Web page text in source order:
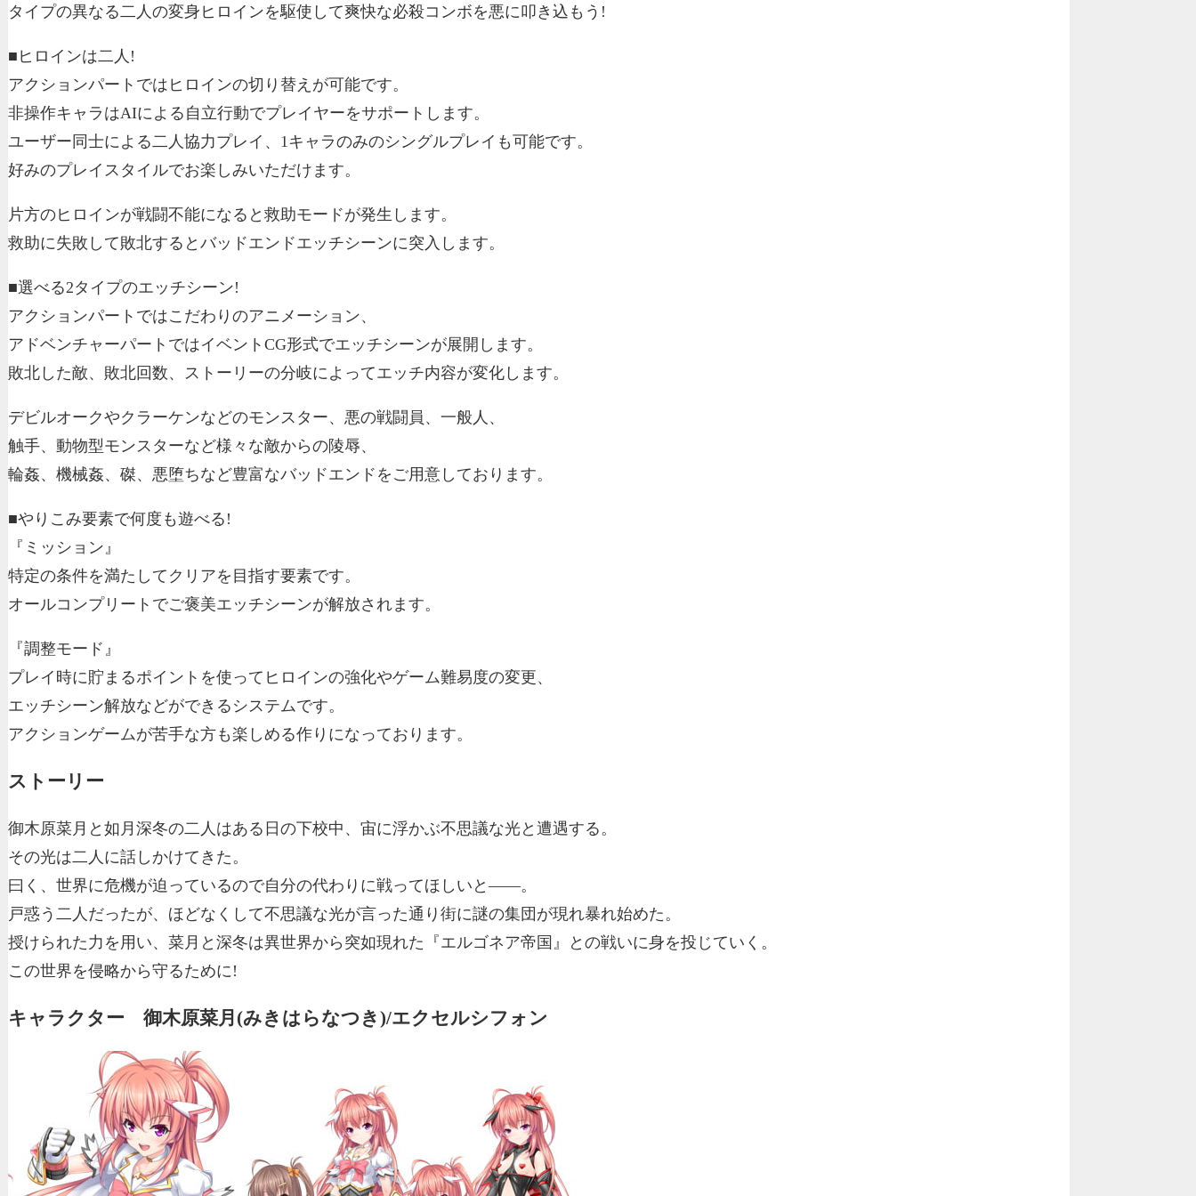
タイプの異なる二人の変身ヒロインを駆使して爽快な必殺コンボを悪に叩き込もう!
■ヒロインは二人!
アクションパートではヒロインの切り替えが可能です。
非操作キャラはAIによる自立行動でプレイヤーをサポートします。
ユーザー同士による二人協力プレイ、1キャラのみのシングルプレイも可能です。
好みのプレイスタイルでお楽しみいただけます。
片方のヒロインが戦闘不能になると救助モードが発生します。
救助に失敗して敗北するとバッドエンドエッチシーンに突入します。
■選べる2タイプのエッチシーン!
アクションパートではこだわりのアニメーション、
アドベンチャーパートではイベントCG形式でエッチシーンが展開します。
敗北した敵、敗北回数、ストーリーの分岐によってエッチ内容が変化します。
デビルオークやクラーケンなどのモンスター、悪の戦闘員、一般人、
触手、動物型モンスターなど様々な敵からの陵辱、
輪姦、機械姦、磔、悪堕ちなど豊富なバッドエンドをご用意しております。
■やりこみ要素で何度も遊べる!
『ミッション』
特定の条件を満たしてクリアを目指す要素です。
オールコンプリートでご褒美エッチシーンが解放されます。
『調整モード』
プレイ時に貯まるポイントを使ってヒロインの強化やゲーム難易度の変更、
エッチシーン解放などができるシステムです。
アクションゲームが苦手な方も楽しめる作りになっております。
ストーリー
御木原菜月と如月深冬の二人はある日の下校中、宙に浮かぶ不思議な光と遭遇する。
その光は二人に話しかけてきた。
曰く、世界に危機が迫っているので自分の代わりに戦ってほしいと――。
戸惑う二人だったが、ほどなくして不思議な光が言った通り街に謎の集団が現れ暴れ始めた。
授けられた力を用い、菜月と深冬は異世界から突如現れた『エルゴネア帝国』との戦いに身を投じていく。
この世界を侵略から守るために!
キャラクター 御木原菜月(みきはらなつき)/エクセルシフォン